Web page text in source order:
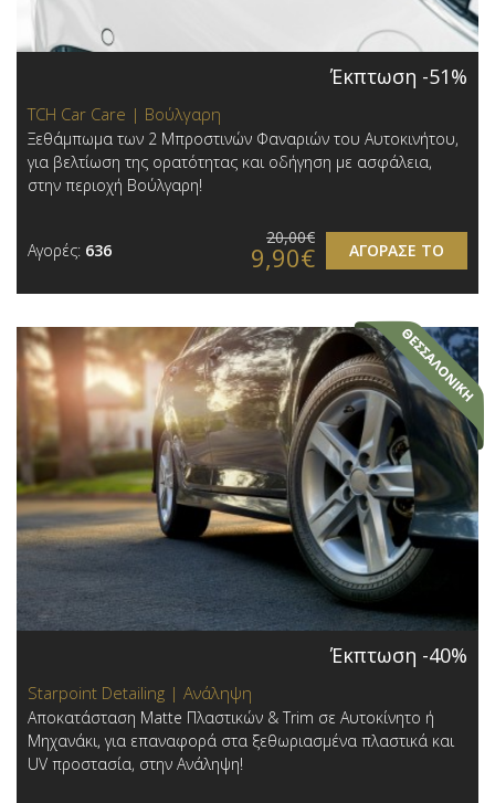
Έκπτωση -51%
TCH Car Care | Βούλγαρη
Ξεθάμπωμα των 2 Μπροστινών Φαναριών του Αυτοκινήτου,
για βελτίωση της ορατότητας και οδήγηση με ασφάλεια,
στην περιοχή Βούλγαρη!
Αγορές: 636 ΑΓΟΡΑΣΕ ΤΟ
20,00€
9,90€
Έκπτωση -40%
Starpoint Detailing | Ανάληψη
Αποκατάσταση Matte Πλαστικών & Trim σε Αυτοκίνητο ή
Μηχανάκι, για επαναφορά στα ξεθωριασμένα πλαστικά και
UV προστασία, στην Ανάληψη!